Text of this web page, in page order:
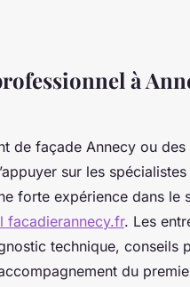
à
de façade Annecy ou
sur les
forte expérience dans
facadierannecy.fr. Les
technique, conseils
du